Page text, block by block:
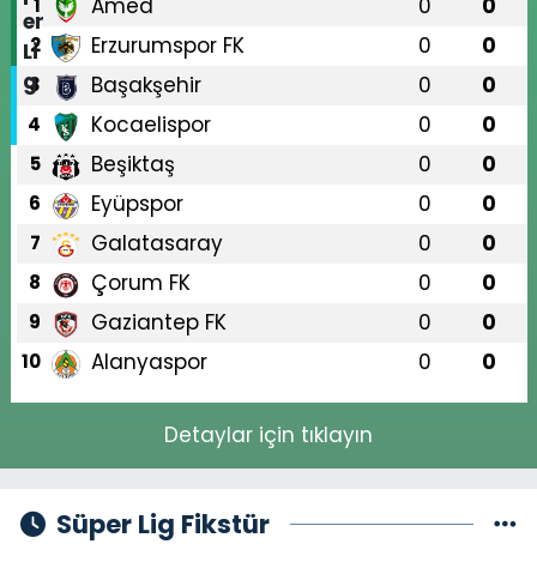
1 Amed 0 0
2 Erzurumspor FK 0 0
3 Başakşehir 0 0
4 Kocaelispor 0 0
5 Beşiktaş 0 0
6 Eyüpspor 0 0
7 Galatasaray 0 0
8 Çorum FK 0 0
9 Gaziantep FK 0 0
10 Alanyaspor 0 0
Detaylar için tıklayın
Süper Lig Fikstür